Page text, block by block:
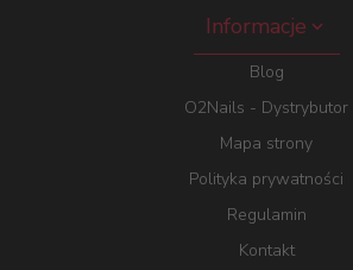
Informacje
Blog
O2Nails - Dystrybutor
Mapa strony
Polityka prywatności
Regulamin
Kontakt